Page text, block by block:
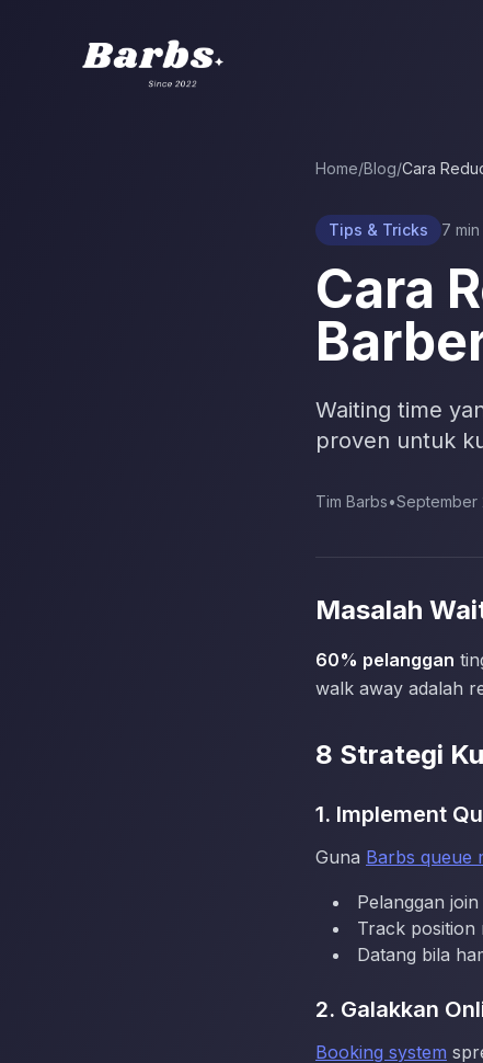
Home/Blog/Cara
Tips & Tricks 7
Cara
Waiting time
proven untuk
Tim Barbs•September
Masalah
60% pelanggan
walk away adalah
8 Strategi
1. Implement
Guna Barbs queue
Pelanggan
Track position
Datang bila
2. Galakkan
Booking system